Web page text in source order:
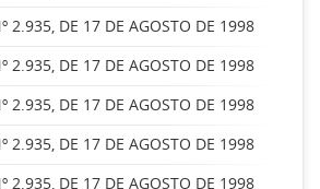
2.935, DE 17 DE AGOSTO DE 1998
2.935, DE 17 DE AGOSTO DE 1998
2.935, DE 17 DE AGOSTO DE 1998
2.935, DE 17 DE AGOSTO DE 1998
2.935, DE 17 DE AGOSTO DE 1998